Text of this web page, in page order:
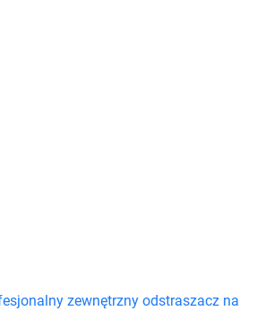
zewnętrzny odstraszacz na